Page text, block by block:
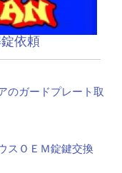
依頼
のガードプレート取
スＯＥＭ錠鍵交換